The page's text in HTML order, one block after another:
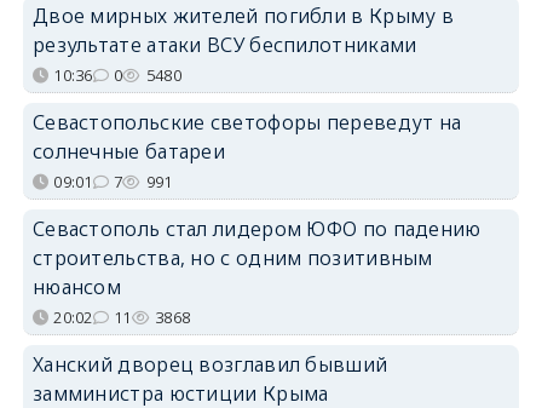
Двое мирных жителей погибли в Крыму в
результате атаки ВСУ беспилотниками
10:36 0 5480
Севастопольские светофоры переведут на
солнечные батареи
09:01 7 991
Севастополь стал лидером ЮФО по падению
строительства, но с одним позитивным
нюансом
20:02 11 3868
Ханский дворец возглавил бывший
замминистра юстиции Крыма